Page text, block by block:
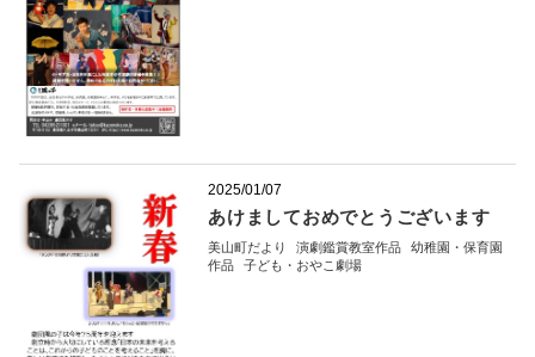
2025/01/07
あけましておめでとうございます
美山町だより 演劇鑑賞教室作品
幼稚園・保育園
作品
子ども・おやこ劇場